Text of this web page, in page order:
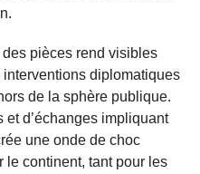
pièces rend visibles
interventions diplomatiques
de la sphère publique.
et d’échanges impliquant
une onde de choc
le continent, tant pour les